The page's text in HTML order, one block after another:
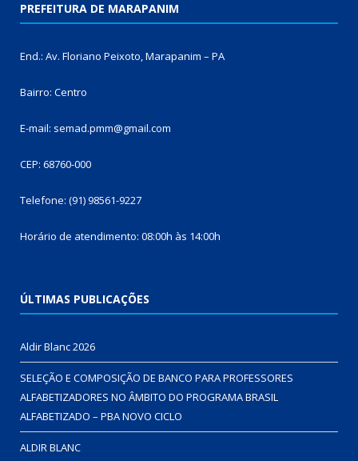
PREFEITURA DE MARAPANIM
End.: Av. Floriano Peixoto, Marapanim – PA
Bairro: Centro
E-mail: semad.pmm@gmail.com
CEP: 68760-000
Telefone: (91) 98561-9227
Horário de atendimento: 08:00h às 14:00h
ÚLTIMAS PUBLICAÇÕES
Aldir Blanc 2026
SELEÇÃO E COMPOSIÇÃO DE BANCO PARA PROFESSORES
ALFABETIZADORES NO ÂMBITO DO PROGRAMA BRASIL
ALFABETIZADO – PBA NOVO CICLO
ALDIR BLANC